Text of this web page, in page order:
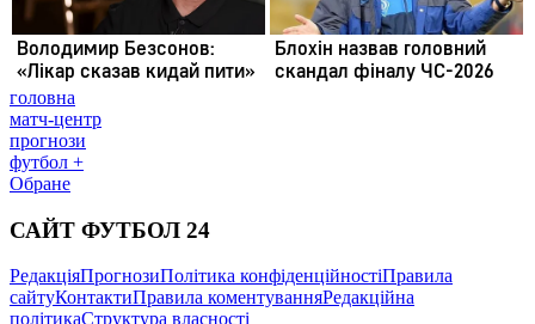
головна
матч-центр
прогнози
футбол +
Обране
САЙТ ФУТБОЛ 24
РедакціяПрогнозиПолітика конфіденційностіПравила
сайтуКонтактиПравила коментуванняРедакційна
політикаСтруктура власності